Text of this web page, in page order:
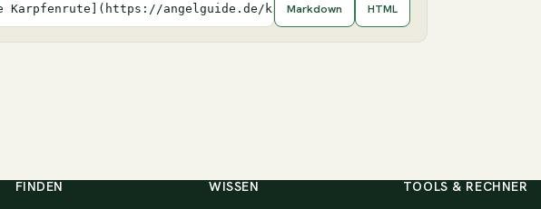
Karpfenrute](https://angelguide.de/kaufberater/beste-karpfenrute)
Markdown HTML
FINDEN WISSEN TOOLS & RECHNER